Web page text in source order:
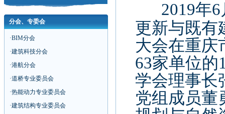
分会、专委会
·BIM分会
·建筑科技分会
·港航分会
·道桥专业委员会
·热能动力专业委员会
·建筑结构专业委员会
2019年6
更新与既有
大会在重庆
63家单位的
学会理事长
党组成员董